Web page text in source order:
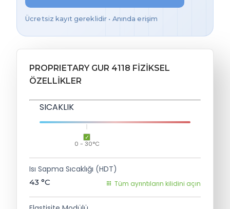
Ücretsiz kayıt gereklidir • Anında erişim
PROPRIETARY GUR 4118 FIZIKSEL
ÖZELLIKLER
SICAKLIK
0 - 30°C
Isı Sapma Sıcaklığı (HDT)
43 °C Tüm ayrıntıların kilidini açın